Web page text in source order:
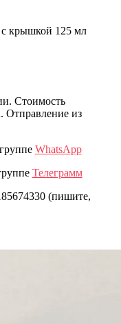
с крышкой 125 мл
Стоимость
Отправление из
WhatsApp
Телеграмм
(пишите,